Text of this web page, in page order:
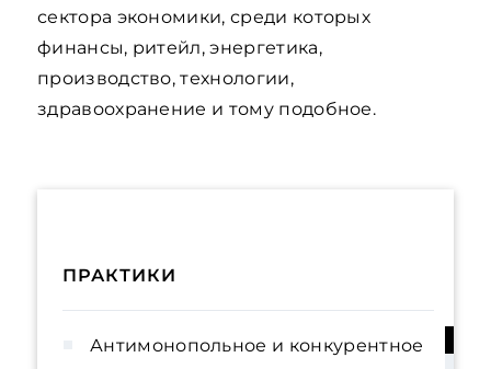
сектора экономики, среди которых
финансы, ритейл, энергетика,
производство, технологии,
здравоохранение и тому подобное.
ПРАКТИКИ
Антимонопольное и конкурентное